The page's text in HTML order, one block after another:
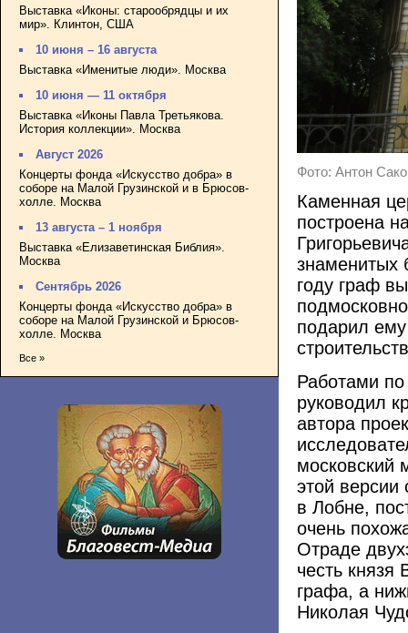
Выставка «Иконы: старообрядцы и их
мир». Клинтон, США
10 июня – 16 августа
Выставка «Именитые люди». Москва
10 июня — 11 октября
Выставка «Иконы Павла Третьякова.
История коллекции». Москва
Август 2026
Концерты фонда «Искусство добра» в
соборе на Малой Грузинской и в Брюсов-
холле. Москва
13 августа – 1 ноября
Выставка «Елизаветинская Библия».
Москва
Сентябрь 2026
Концерты фонда «Искусство добра» в
соборе на Малой Грузинской и Брюсов-
холле. Москва
Все »
Фото: Антон
Каменная
построена
знаменитых
году граф
подарил
Работами
руководил
автора
московский
этой версии
в Лобне,
очень
Отраде
честь князя
графа, а
Николая